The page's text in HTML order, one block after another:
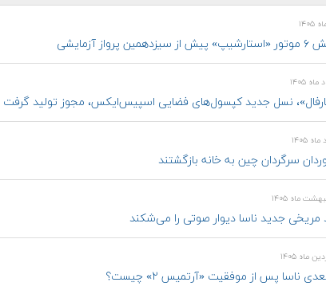
پرواز آزمایشی
نسل جدید کپسول‌های فضایی اسپیس‌ایکس، مجوز تولید گرفت
سرگردان چین به خانه بازگشتند
مریخی جدید ناسا دیوار صوتی را می‌شکند
ناسا پس از موفقیت «آرتمیس ۲» چیست؟